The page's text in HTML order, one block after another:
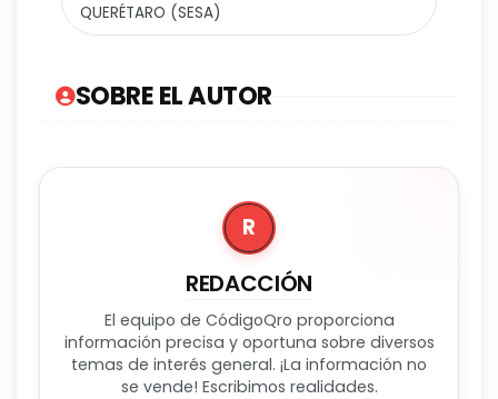
QUERÉTARO (SESA)
SOBRE EL AUTOR
R
REDACCIÓN
El equipo de CódigoQro proporciona
información precisa y oportuna sobre diversos
temas de interés general. ¡La información no
se vende! Escribimos realidades.